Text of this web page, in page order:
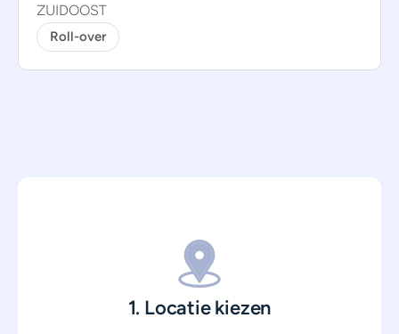
ZUIDOOST
Roll-over
1. Locatie kiezen